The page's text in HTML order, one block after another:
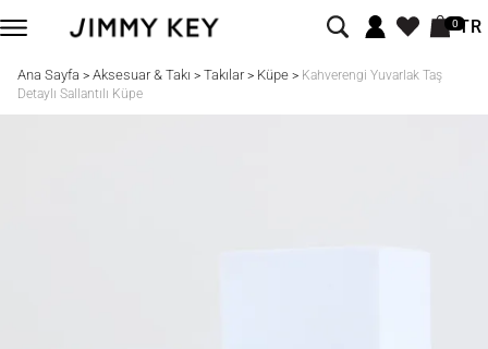
0TR
Ana Sayfa > Aksesuar & Takı > Takılar> Küpe> Kahverengi Yuvarlak Taş
Detaylı Sallantılı Küpe